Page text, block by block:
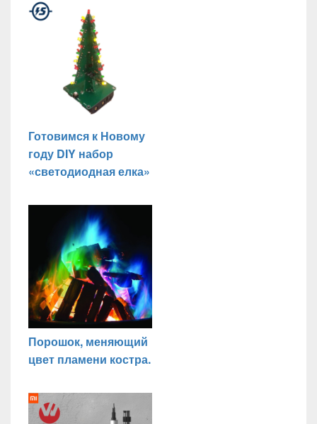
Готовимся к Новому
году DIY набор
«светодиодная елка»
Порошок, меняющий
цвет пламени костра.